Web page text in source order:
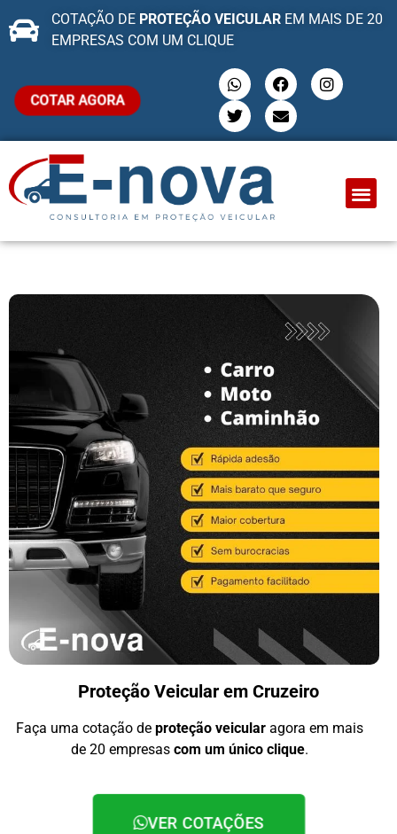
COTAÇÃO DE PROTEÇÃO VEICULAREM MAIS DE 20
EMPRESAS COM UM CLIQUE
COTAR AGORA
Proteção Veicular em Cruzeiro
Faça uma cotação de proteção veicular agora em mais
de 20 empresas com um único clique.
VER COTAÇÕES